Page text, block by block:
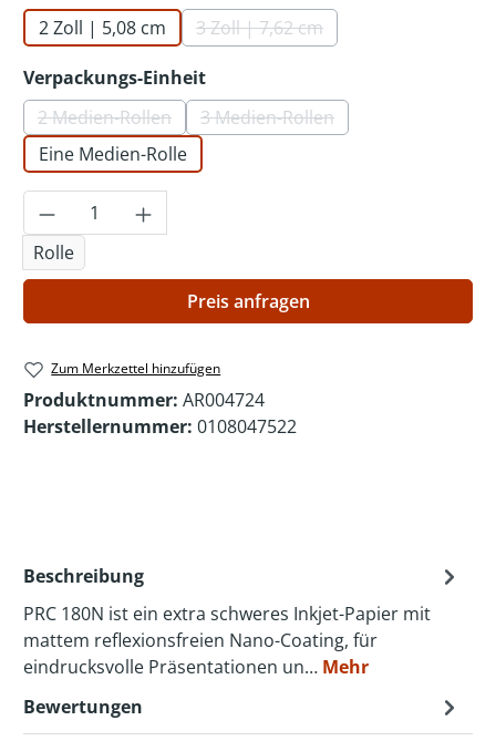
2 Zoll | 5,08 cm
3 Zoll | 7,62 cm(Diese Option ist zurzeit nicht
Verpackungs-Einheitauswählen
2 Medien-Rollen(Diese Option ist zurzeit nicht verfügbar.)
3 Medien-Rollen(Diese Option ist zurzeit nicht
Eine Medien-Rolle
Produkt Anzahl: Gib den gewünschten
Rolle
Preis anfragen
Zum Merkzettel hinzufügen
Produktnummer: AR004724
Herstellernummer: 0108047522
Beschreibung
PRC 180N ist ein extra schweres Inkjet-Papier mit
mattem reflexionsfreien Nano-Coating, für
eindrucksvolle Präsentationen un… Mehr
Bewertungen